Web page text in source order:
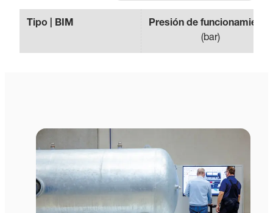
Tipo | BIM
Presión de funcionamiento
(bar)